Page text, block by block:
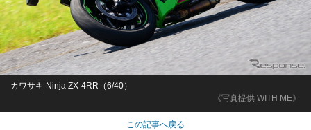
《写真提供 WITH ME》
カワサキ Ninja ZX-4RR（6/40）
この記事へ戻る